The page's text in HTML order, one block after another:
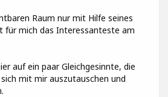
Raum nur mit Hilfe seines
für mich das Interessanteste am
auf ein paar Gleichgesinnte, die
mit mir auszutauschen und